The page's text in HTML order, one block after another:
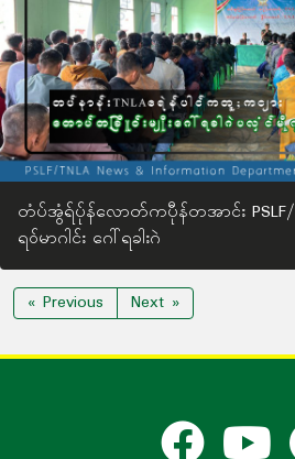
တံပ်အွံရ်ပ်ုန်လောတ်ကပီုန်တအာင်း
ရဝ်မာဂါင်း ဂေါ်ရခါးဂဲ
« Previous Next »